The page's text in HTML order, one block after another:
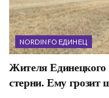
NORDINFO ЕДИНЕЦ
Жителя Единецкого
стерни. Ему грозит